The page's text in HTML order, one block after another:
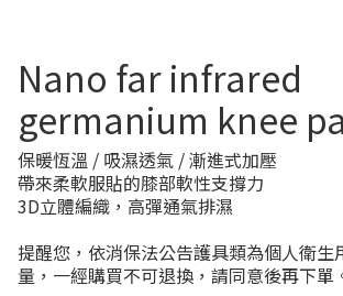
Nano far infrared
germanium knee
保暖恆溫 / 吸濕透氣 / 漸進式加壓
帶來柔軟服貼的膝部軟性支撐力
3D立體編織，高彈通氣排濕
提醒您，依消保法公告護具類為個人衛生
量，一經購買不可退換，請同意後再下單